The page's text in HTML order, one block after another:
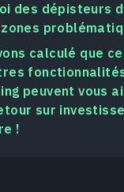
des dépisteurs
calculé que
fonctionnalités
peuvent vous
sur
!